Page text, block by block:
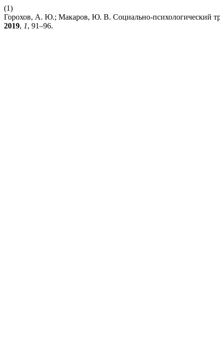
(1)
Горохов, А. Ю.; Макаров, Ю. В. Социально-психологический
2019, 1, 91–96.